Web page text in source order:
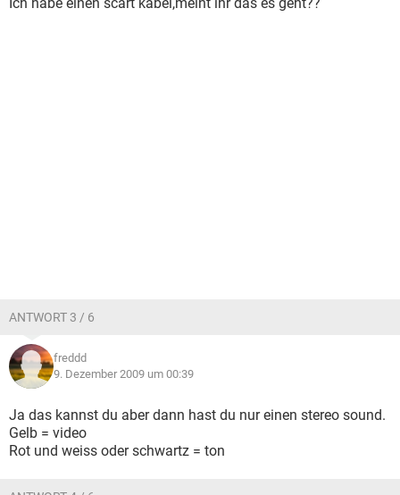
ANTWORT 3 / 6
freddd
9. Dezember 2009 um 00:39
Ja das kannst du aber dann hast du nur einen stereo sound.
Gelb = video
Rot und weiss oder schwartz = ton